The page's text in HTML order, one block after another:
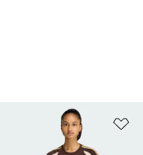
à Lista de Desejos